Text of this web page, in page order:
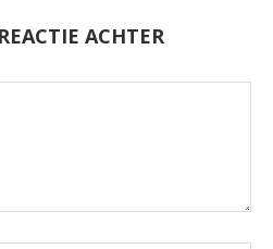
ACHTER